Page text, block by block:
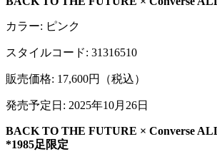
カラー: ピンク
スタイルコード: 31316510
販売価格: 17,600円（税込）
発売予定日: 2025年10月26日
BACK TO THE FUTURE × Converse
*1985足限定